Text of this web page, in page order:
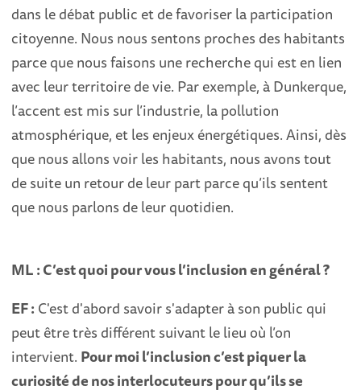
dans le débat public et de favoriser la participation
citoyenne. Nous nous sentons proches des habitants
parce que nous faisons une recherche qui est en lien
avec leur territoire de vie. Par exemple, à Dunkerque,
l’accent est mis sur l’industrie, la pollution
atmosphérique, et les enjeux énergétiques. Ainsi, dès
que nous allons voir les habitants, nous avons tout
de suite un retour de leur part parce qu’ils sentent
que nous parlons de leur quotidien.
ML : C’est quoi pour vous l’inclusion en général ?
EF : C'est d'abord savoir s'adapter à son public qui
peut être très différent suivant le lieu où l’on
intervient. Pour moi l’inclusion c’est piquer la
curiosité de nos interlocuteurs pour qu’ils se